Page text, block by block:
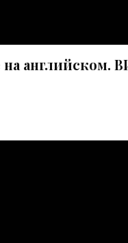
английском.